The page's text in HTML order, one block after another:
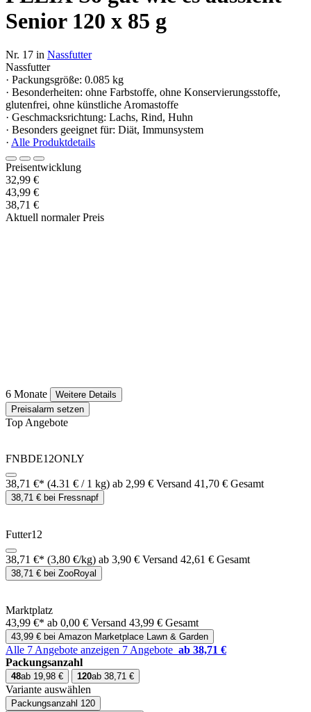
Senior 120 x 85 g
Nr. 17 in Nassfutter
Nassfutter
· Packungsgröße: 0.085 kg
· Besonderheiten: ohne Farbstoffe, ohne Konservierungsstoffe,
glutenfrei, ohne künstliche Aromastoffe
· Geschmacksrichtung: Lachs, Rind, Huhn
· Besonders geeignet für: Diät, Immunsystem
· Alle Produktdetails
Preisentwicklung
32,99 €
43,99 €
38,71 €
Aktuell normaler Preis
6 Monate
Weitere Details
Preisalarm setzen
Top Angebote
FNBDE12ONLY
38,71 €* (4.31 € / 1 kg) ab 2,99 € Versand 41,70 € Gesamt
38,71 € bei Fressnapf
Futter12
38,71 €* (3,80 €/kg) ab 3,90 € Versand 42,61 € Gesamt
38,71 € bei ZooRoyal
Marktplatz
43,99 €* ab 0,00 € Versand 43,99 € Gesamt
43,99 € bei Amazon Marketplace Lawn & Garden
Alle 7 Angebote anzeigen 7 Angebote ab 38,71 €
Packungsanzahl
48ab 19,98 € 120ab 38,71 €
Variante auswählen
Packungsanzahl 120